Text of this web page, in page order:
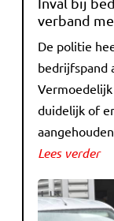
verband
De politie
bedrijfspand
duidelijk of
aangehouden.
Lees verder